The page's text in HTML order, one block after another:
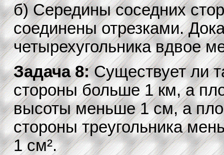
б) Середины соседних
соединены отрезками.
четырехугольника вдвое
Задача 8:Существует ли
стороны больше 1 км, а
высоты меньше 1 см, а
стороны треугольника
1 см².